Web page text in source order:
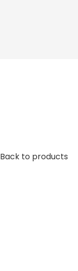
Back to products